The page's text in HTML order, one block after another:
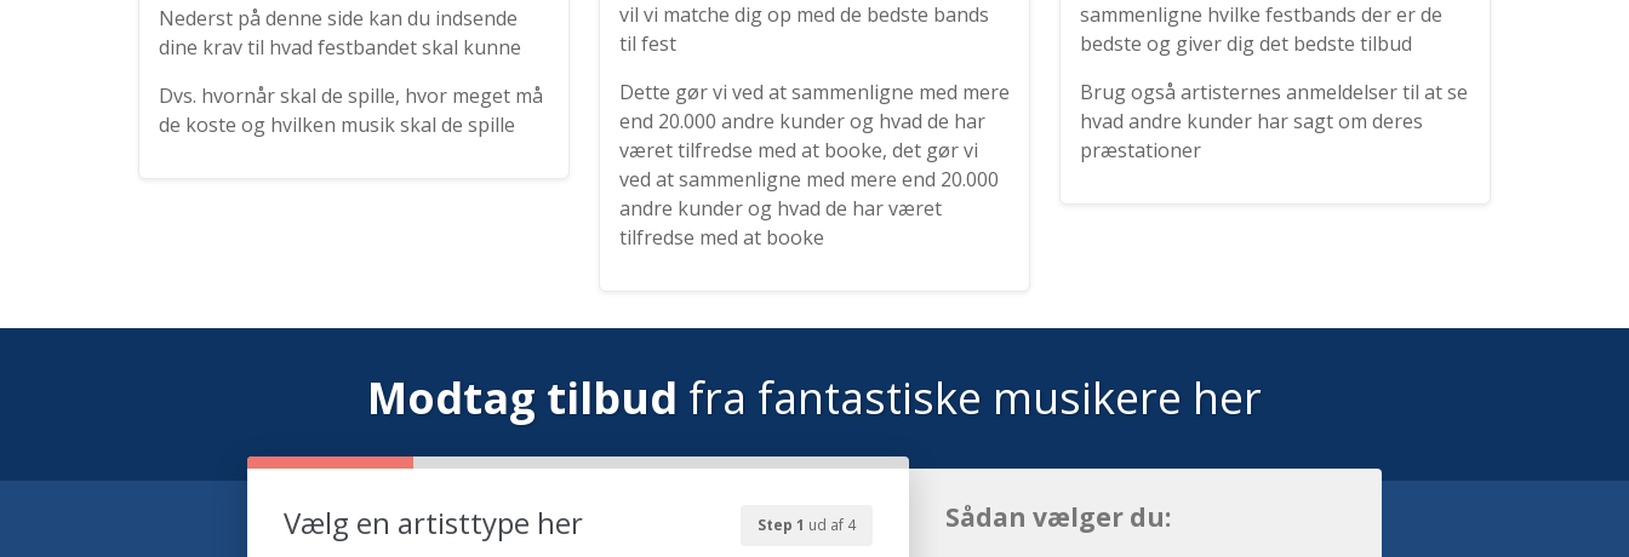
Nederst på denne side kan du indsende
dine krav til hvad festbandet skal kunne
Dvs. hvornår skal de spille, hvor meget må
de koste og hvilken musik skal de spille
vil vi matche dig op med de bedste bands
til fest
Dette gør vi ved at sammenligne med mere
end 20.000 andre kunder og hvad de har
været tilfredse med at booke, det gør vi
ved at sammenligne med mere end 20.000
andre kunder og hvad de har været
tilfredse med at booke
sammenligne hvilke festbands der er de
bedste og giver dig det bedste tilbud
Brug også artisternes anmeldelser til at se
hvad andre kunder har sagt om deres
præstationer
Modtag tilbud fra fantastiske musikere her
Step 1 ud af 4
Vælg en artisttype her Sådan vælger du: